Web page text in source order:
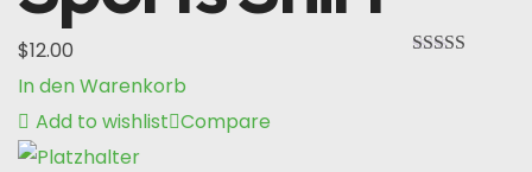
$12.00
In den Warenkorb
Add to wishlist Compare